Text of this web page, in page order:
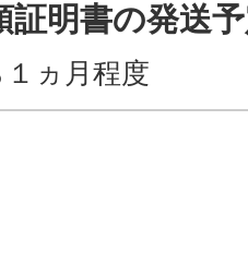
証明書の発送
ヵ月程度